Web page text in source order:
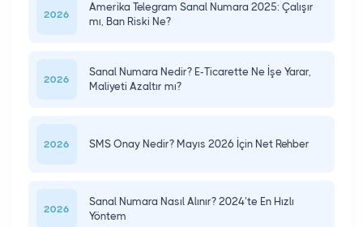
2026
Amerika Telegram Sanal Numara 2025: Çalışır
mı, Ban Riski Ne?
2026
Sanal Numara Nedir? E-Ticarette Ne İşe Yarar,
Maliyeti Azaltır mı?
2026 SMS Onay Nedir? Mayıs 2026 İçin Net Rehber
2026
Sanal Numara Nasıl Alınır? 2024’te En Hızlı
Yöntem